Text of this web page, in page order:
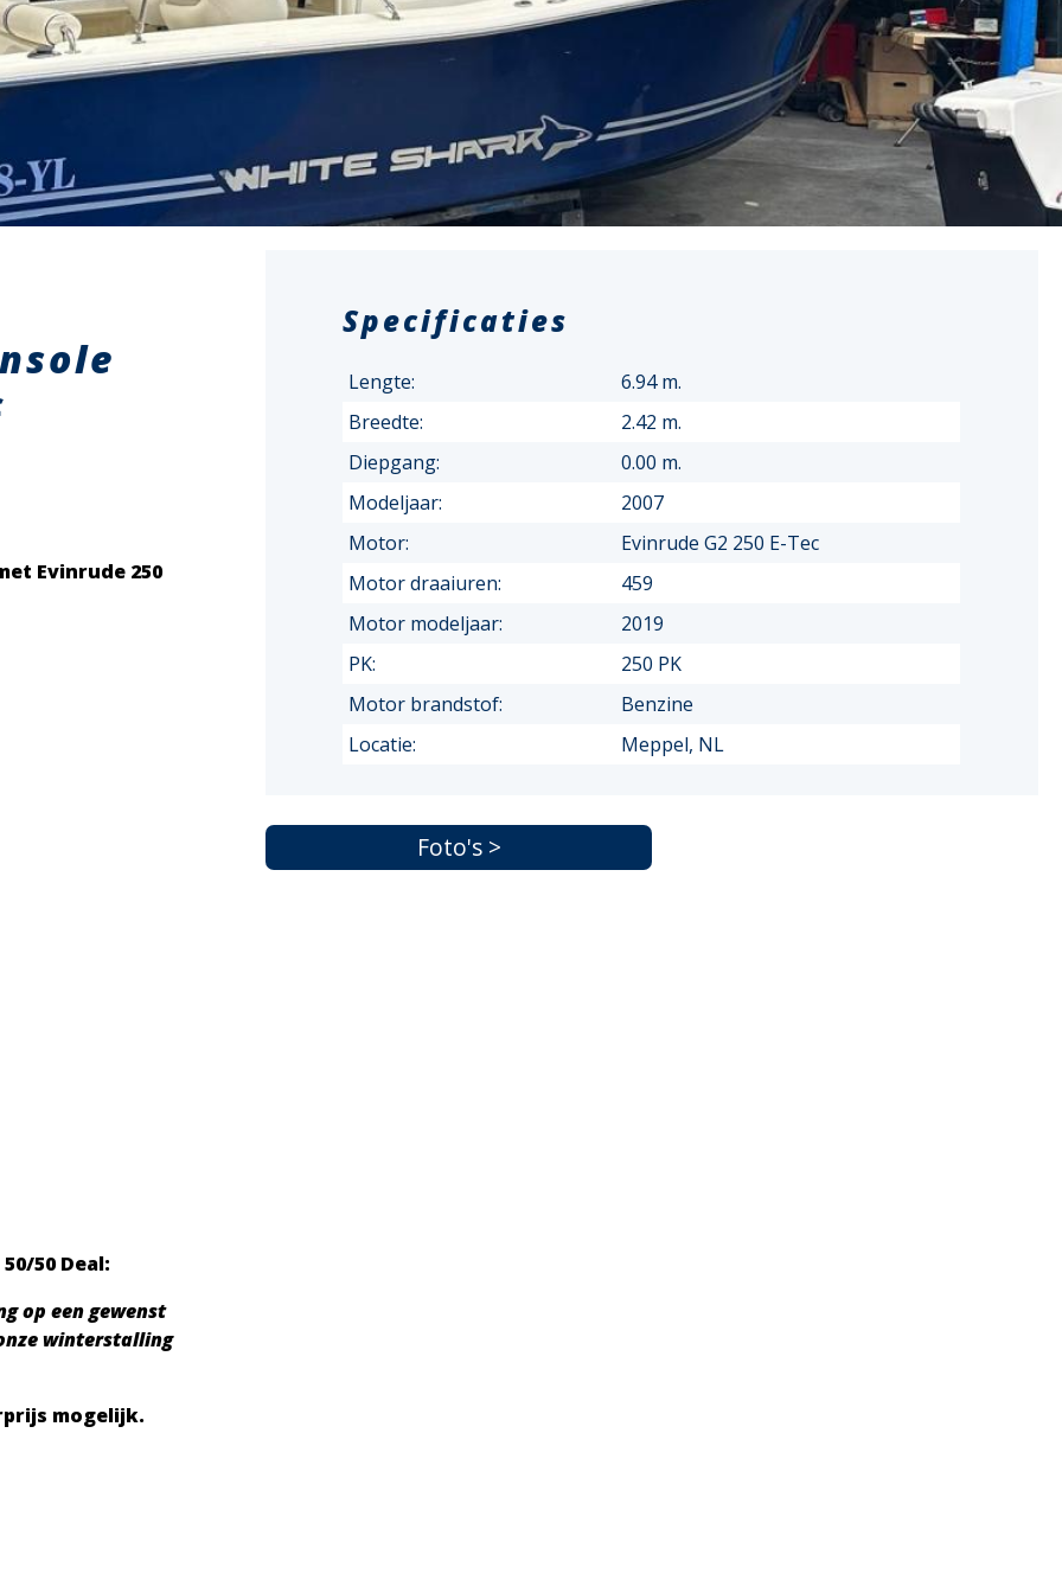
Evinrude 250
50 Deal:
op een gewenst
winterstalling
mogelijk.
Specificaties
Lengte:
6.94 m.
Breedte:
2.42 m.
Diepgang:
0.00 m.
Modeljaar:
2007
Motor:
Evinrude G2 250 E-Tec
Motor draaiuren:
459
Motor modeljaar:
2019
PK:
250 PK
Motor brandstof:
Benzine
Locatie:
Meppel, NL
Foto's >